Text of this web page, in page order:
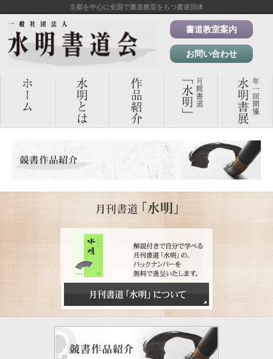
京都を中心に全国で書道教室をもつ書道団体
書道教室案内
お問い合わせ